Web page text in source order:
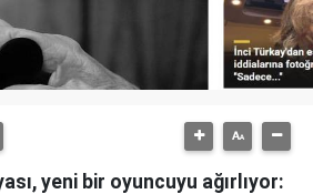
yeni bir oyuncuyu ağırlıyor: